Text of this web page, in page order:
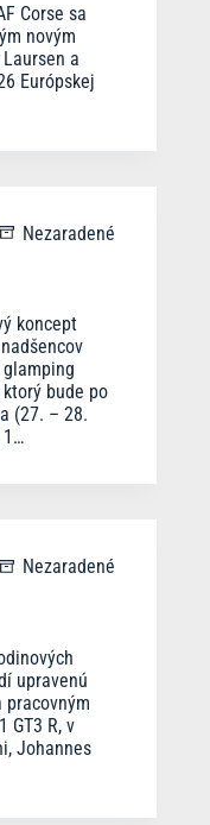
Corse sa
novým
a
Európskej
Nezaradené
koncept
bude po
(27. – 28.
1…
Nezaradené
upravenú
pracovným
GT3 R, v
Johannes